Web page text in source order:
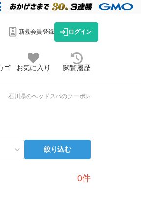
新規会員登録 ログイン
ゴ お気に入り 閲覧履歴
石川県のヘッドスパのクーポン
絞り込む
0件